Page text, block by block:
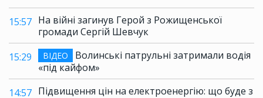
15:57 На війні загинув Герой з Рожищенської
громади Сергій Шевчук
15:29
ВІДЕО
Волинські патрульні затримали водія
«під кайфом»
14:57 Підвищення цін на електроенергію: що буде з